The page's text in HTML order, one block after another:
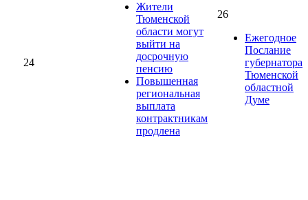
24
Жители
Тюменской
области могут
выйти на
досрочную
пенсию
Повышенная
региональная
выплата
контрактникам
продлена
26
Ежегодное
Послание
губернатора
Тюменской
областной
Думе